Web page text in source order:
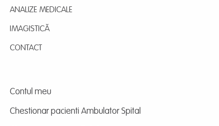
ANALIZE MEDICALE
IMAGISTICĂ
CONTACT
Contul meu
Chestionar pacienti Ambulator Spital